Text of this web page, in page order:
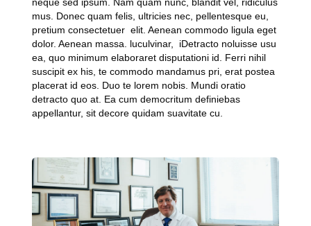
mus. Donec quam felis, ultricies nec, pellentesque eu,
pretium consectetuer elit. Aenean commodo ligula eget
dolor. Aenean massa. luculvinar, iDetracto noluisse usu
ea, quo minimum elaboraret disputationi id. Ferri nihil
suscipit ex his, te commodo mandamus pri, erat postea
placerat id eos. Duo te lorem nobis. Mundi oratio
detracto quo at. Ea cum democritum definiebas
appellantur, sit decore quidam suavitate cu.